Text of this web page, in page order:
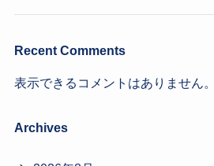
Recent Comments
表示できるコメントはありません。
Archives